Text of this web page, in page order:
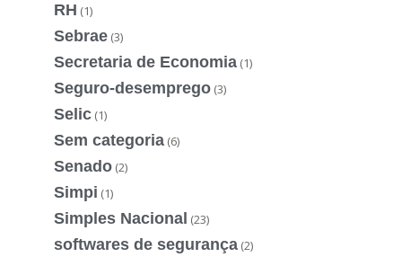
RH (1)
Sebrae (3)
Secretaria de Economia (1)
Seguro-desemprego (3)
Selic (1)
Sem categoria (6)
Senado (2)
Simpi (1)
Simples Nacional (23)
softwares de segurança (2)